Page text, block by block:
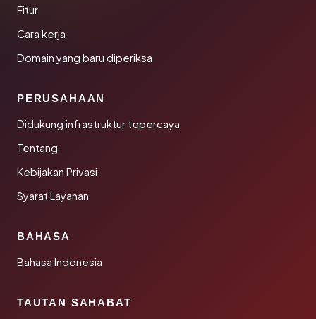
Fitur
Cara kerja
Domain yang baru diperiksa
PERUSAHAAN
Didukung infrastruktur tepercaya
Tentang
Kebijakan Privasi
Syarat Layanan
BAHASA
Bahasa Indonesia
TAUTAN SAHABAT